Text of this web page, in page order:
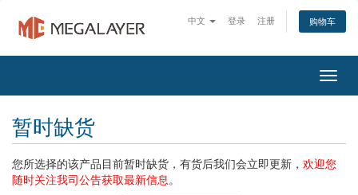
中文 登录 注册 购物车
暂时缺货
您所选择的该产品目前暂时缺货，有货后我们会立即更新， 欢迎您
随时关注我司公告获取最新信息。